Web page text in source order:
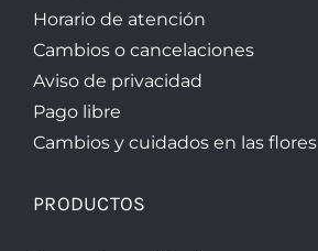
Horario de atención
Cambios o cancelaciones
Aviso de privacidad
Pago libre
Cambios y cuidados en las flores
PRODUCTOS